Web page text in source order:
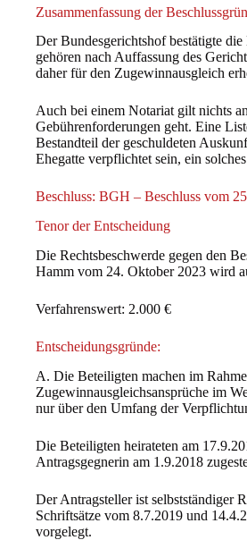
Zusammenfassung der
Der Bundesgerichtshof bestätigte
gehören nach Auffassung des
daher für den Zugewinnausgleich
Auch bei einem Notariat gilt nichts
Gebührenforderungen geht. Eine
Bestandteil der geschuldeten
Ehegatte verpflichtet sein, ein
Beschluss: BGH – Beschluss vom
Tenor der Entscheidung
Die Rechtsbeschwerde gegen den
Hamm vom 24. Oktober 2023 wird
Verfahrenswert: 2.000 €
Entscheidungsgründe:
A. Die Beteiligten machen im
Zugewinnausgleichsansprüche im
nur über den Umfang der
Die Beteiligten heirateten am
Antragsgegnerin am 1.9.2018
Der Antragsteller ist selbstständiger
Schriftsätze vom 8.7.2019 und
vorgelegt.